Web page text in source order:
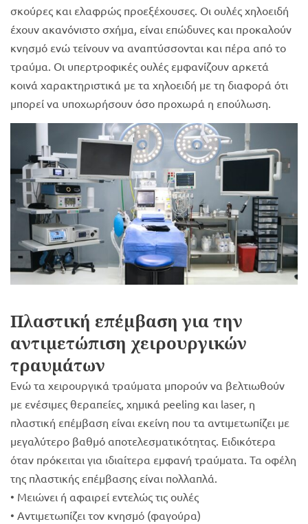
σκούρες και ελαφρώς προεξέχουσες. Οι ουλές χηλοειδή
έχουν ακανόνιστο σχήμα, είναι επώδυνες και προκαλούν
κνησμό ενώ τείνουν να αναπτύσσονται και πέρα από το
τραύμα. Οι υπερτροφικές ουλές εμφανίζουν αρκετά
κοινά χαρακτηριστικά με τα χηλοειδή με τη διαφορά ότι
μπορεί να υποχωρήσουν όσο προχωρά η επούλωση.
Πλαστική επέμβαση για την
αντιμετώπιση χειρουργικών
τραυμάτων
Ενώ τα χειρουργικά τραύματα μπορούν να βελτιωθούν
με ενέσιμες θεραπείες, χημικά peeling και laser, η
πλαστική επέμβαση είναι εκείνη που τα αντιμετωπίζει με
μεγαλύτερο βαθμό αποτελεσματικότητας. Ειδικότερα
όταν πρόκειται για ιδιαίτερα εμφανή τραύματα. Τα οφέλη
της πλαστικής επέμβασης είναι πολλαπλά.
• Μειώνει ή αφαιρεί εντελώς τις ουλές
• Αντιμετωπίζει τον κνησμό (φαγούρα)